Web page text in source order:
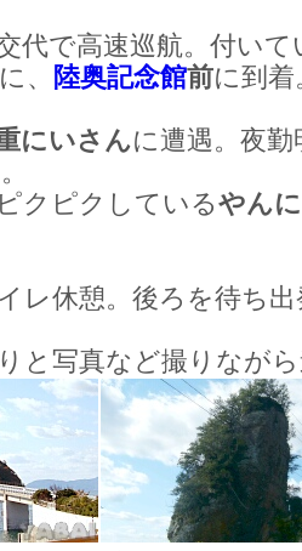
代で高速巡航。付い
、
陸奥記念館前に到
にいさんに遭遇。夜
クピクしているやん
レ休憩。後ろを待ち
と写真など撮りなが